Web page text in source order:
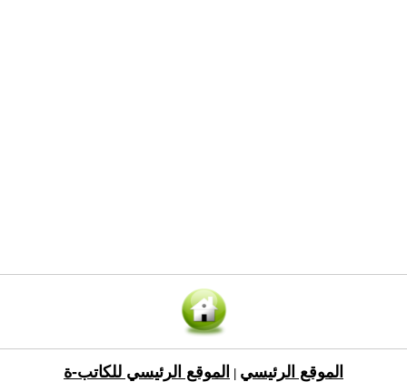
الموقع الرئيسي الموقع الرئيسي للكاتب-ة